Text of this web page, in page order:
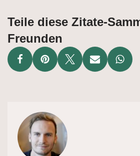
Teile diese Zitate-
Freunden